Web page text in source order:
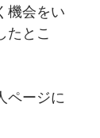
機会をい
たとこ
ページに